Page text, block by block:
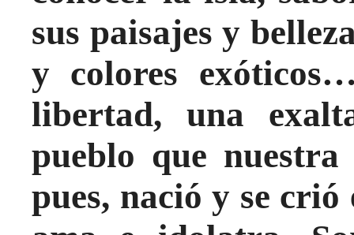
sus paisajes y
y colores
libertad, una
pueblo que
pues, nació y se